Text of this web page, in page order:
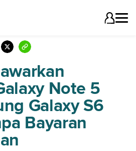
Note 5
Galaxy S6
Bayaran